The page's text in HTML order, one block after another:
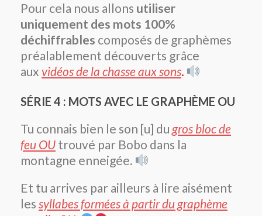
Pour cela nous allons utiliser
uniquement des mots 100%
déchiffrables composés de graphèmes
préalablement découverts grâce
aux vidéos de la chasse aux sons.
SÉRIE 4 : MOTS AVEC LE GRAPHÈME OU
Tu connais bien le son [u] du gros bloc de
feu OU trouvé par Bobo dans la
montagne enneigée.
Et tu arrives par ailleurs à lire aisément
les syllabes formées à partir du graphème